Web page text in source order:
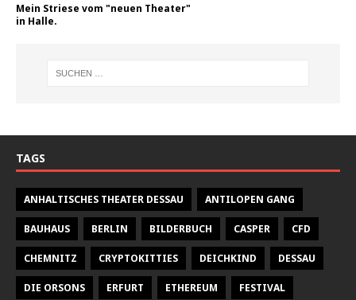
Mein Striese vom "neuen Theater"
in Halle.
TAGS
ANHALTISCHES THEATER DESSAU ANTILOPEN GANG
BAUHAUS BERLIN BILDERBUCH CASPER CFD
CHEMNITZ CRYPTOKITTIES DEICHKIND DESSAU
DIE ORSONS ERFURT ETHEREUM FESTIVAL